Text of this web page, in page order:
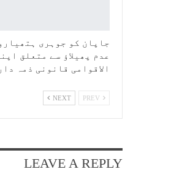
جاپان کو جوہری
عدم پھیلاؤ سے متعلق
الاقوامی قانونی ذمہ
NEXT
LEAVE A REPLY